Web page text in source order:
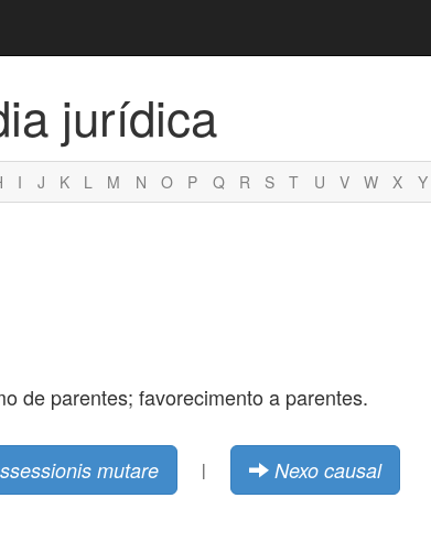
jurídica
I J K L M N O P Q R S T U V W X Y
de parentes; favorecimento a parentes.
mutare | Nexo causal